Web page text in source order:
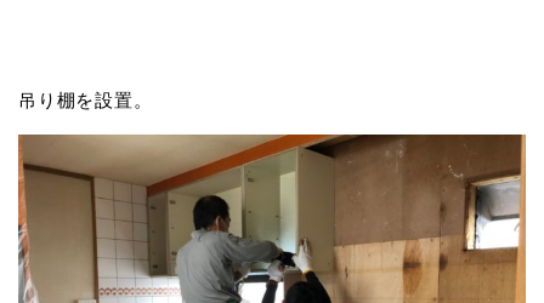
吊り棚を設置。